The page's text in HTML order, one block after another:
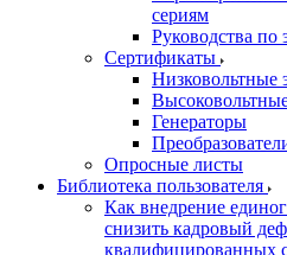
сериям
Руководства по
Сертификаты
Низковольтные
Генераторы
Опросные листы
Библиотека пользователя
Как внедрение
снизить кадровый
квалифицированных